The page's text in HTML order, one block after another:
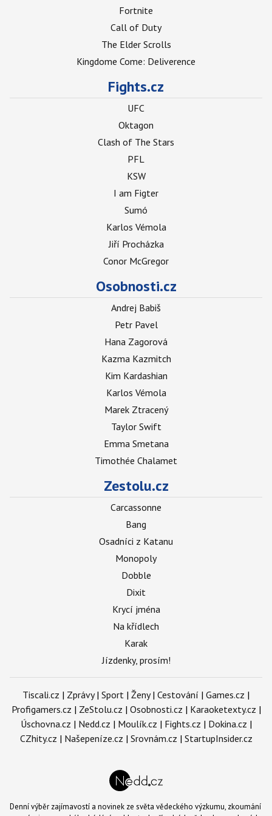
Fortnite
Call of Duty
The Elder Scrolls
Kingdome Come: Deliverence
Fights.cz
UFC
Oktagon
Clash of The Stars
PFL
KSW
I am Figter
Sumó
Karlos Vémola
Jiří Procházka
Conor McGregor
Osobnosti.cz
Andrej Babiš
Petr Pavel
Hana Zagorová
Kazma Kazmitch
Kim Kardashian
Karlos Vémola
Marek Ztracený
Taylor Swift
Emma Smetana
Timothée Chalamet
Zestolu.cz
Carcassonne
Bang
Osadníci z Katanu
Monopoly
Dobble
Dixit
Krycí jména
Na křídlech
Karak
Jízdenky, prosím!
Tiscali.cz | Zprávy| Sport | Ženy| Cestování | Games.cz |
Profigamers.cz | ZeStolu.cz | Osobnosti.cz | Karaoketexty.cz |
Úschovna.cz | Nedd.cz | Moulík.cz | Fights.cz | Dokina.cz |
CZhity.cz | Našepeníze.cz | Srovnám.cz | StartupInsider.cz
Denní výběr zajímavostí a novinek ze světa vědeckého výzkumu, zkoumání